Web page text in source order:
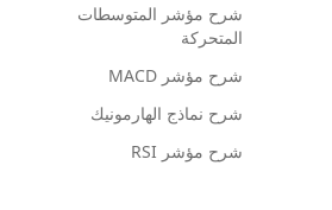
شرح مؤشر المتوسطات
المتحركة
شرح مؤشر MACD
شرح نماذج الهارمونيك
شرح مؤشر RSI